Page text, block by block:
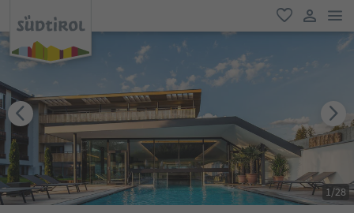
favoriti
user link
1/28